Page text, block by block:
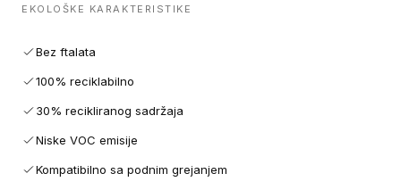
EKOLOŠKE KARAKTERISTIKE
Bez ftalata
100% reciklabilno
30% recikliranog sadržaja
Niske VOC emisije
Kompatibilno sa podnim grejanjem